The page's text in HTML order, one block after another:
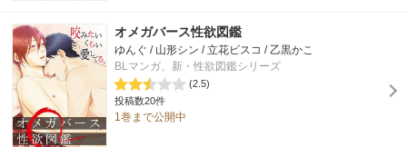
オメガバース性欲図鑑
ゆんぐ / 山形シン / 立花ビスコ / 乙黒かこ
BLマンガ、新・性欲図鑑シリーズ
(2.5)
投稿数20件
1巻まで公開中